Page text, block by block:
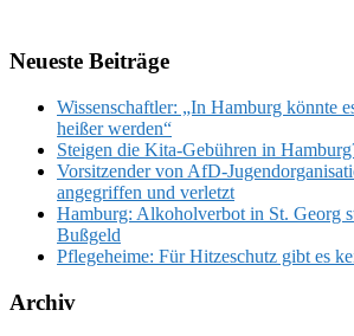
Neueste Beiträge
Wissenschaftler: „In Hamburg könnte
heißer werden“
Steigen die Kita-Gebühren in
Vorsitzender von AfD-
angegriffen und verletzt
Hamburg: Alkoholverbot in St. Georg
Bußgeld
Pflegeheime: Für Hitzeschutz gibt es
Archiv